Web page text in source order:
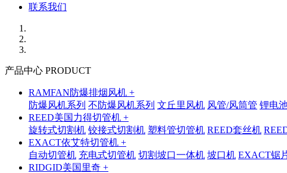
联系我们
产品中心 PRODUCT
RAMFAN防爆排烟风机 +
防爆风机系列 不防爆风机系列 文丘里风机 风管/风筒管 锂电
REED美国力得切管机 +
旋转式切割机 铰接式切割机 塑料管切管机 REED套丝机
EXACT依艾特切管机 +
自动切管机 充电式切管机 切割坡口一体机 坡口机 EXACT锯
RIDGID美国里奇 +